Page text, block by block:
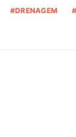
DRENAGEM